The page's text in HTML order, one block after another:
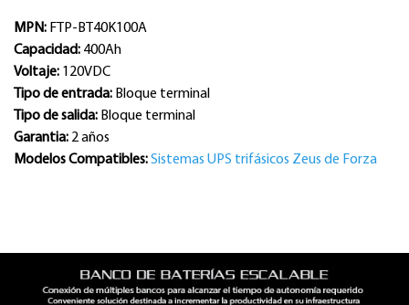
MPN: FTP-BT40K100A
Capacidad: 400Ah
Voltaje: 120VDC
Tipo de entrada: Bloque terminal
Tipo de salida: Bloque terminal
Garantia: 2 años
Modelos Compatibles:Sistemas UPS trifásicos Zeus de Forza